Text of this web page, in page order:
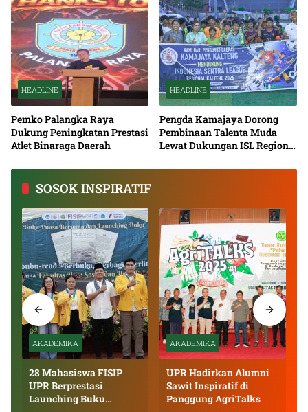
HEADLINE
Pemko Palangka Raya
Dukung Peningkatan Prestasi
Atlet Binaraga Daerah
HEADLINE
Pengda Kamajaya Dorong
Pembinaan Talenta Muda
Lewat Dukungan ISL Regional
SOSOK INSPIRATIF
AKADEMIKA
28 Mahasiswa FISIP
UPR Berprestasi
Launching Buku
AKADEMIKA
UPR Hadirkan Alumni
Sawit Inspiratif di
Panggung AgriTalks